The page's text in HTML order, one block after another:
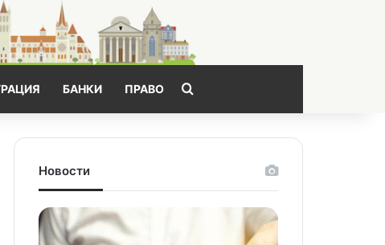
БАНКИ ПРАВО Поищем?
Новости